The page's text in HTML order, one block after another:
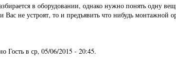
в оборудовании, однако нужно понять одну
Вас не устроят, то и предъявить что нибудь монтажной
Гость в ср, 05/06/2015 - 20:45.